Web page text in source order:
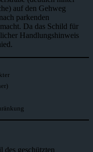
auf den Gehweg
parkenden
Da das Schild für
Handlungshinweis
des geschützten